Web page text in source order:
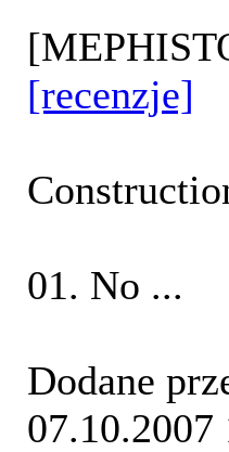
[recenzje]
01. No ...
Dodane
07.10.2007